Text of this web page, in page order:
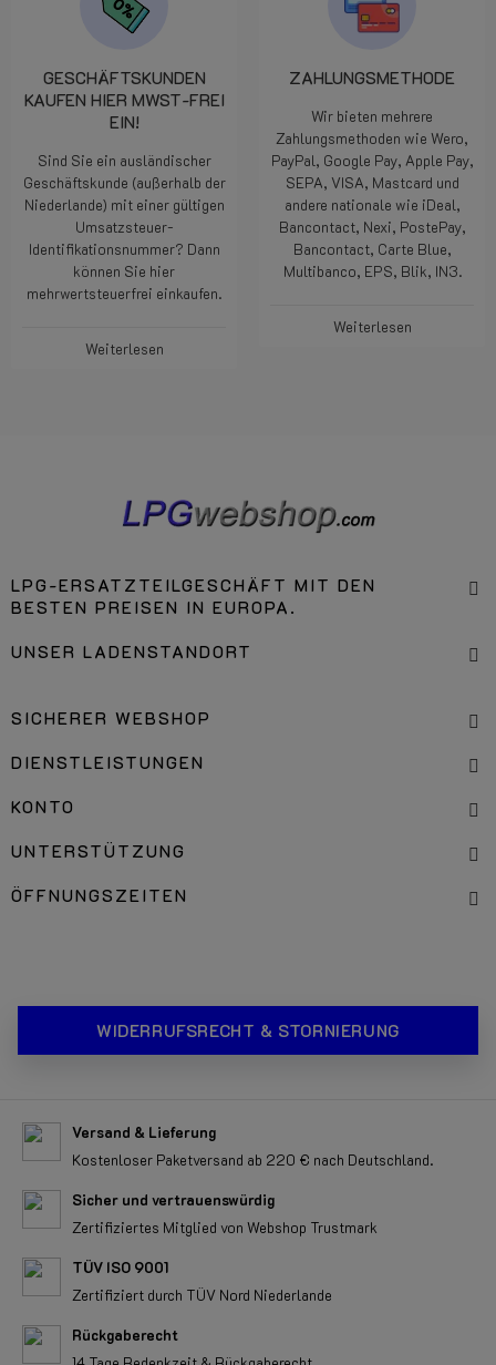
GESCHÄFTSKUNDEN
KAUFEN HIER MWST-FREI
EIN!
Sind Sie ein ausländischer
Geschäftskunde (außerhalb der
Niederlande) mit einer gültigen
Umsatzsteuer-
Identifikationsnummer? Dann
können Sie hier
mehrwertsteuerfrei einkaufen.
Weiterlesen
ZAHLUNGSMETHODE
Wir bieten mehrere
Zahlungsmethoden wie Wero,
PayPal, Google Pay, Apple Pay,
SEPA, VISA, Mastcard und
andere nationale wie iDeal,
Bancontact, Nexi, PostePay,
Bancontact, Carte Blue,
Multibanco, EPS, Blik, IN3.
Weiterlesen
LPG-ERSATZTEILGESCHÄFT MIT DEN
BESTEN PREISEN IN EUROPA.
UNSER LADENSTANDORT
SICHERER WEBSHOP
DIENSTLEISTUNGEN
KONTO
UNTERSTÜTZUNG
ÖFFNUNGSZEITEN
WIDERRUFSRECHT & STORNIERUNG
Versand & Lieferung
Kostenloser Paketversand ab 220 € nach Deutschland.
Sicher und vertrauenswürdig
Zertifiziertes Mitglied von Webshop Trustmark
TÜV ISO 9001
Zertifiziert durch TÜV Nord Niederlande
Rückgaberecht